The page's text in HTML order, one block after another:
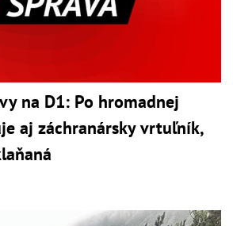
na D1: Po hromadnej
aj záchranársky vrtuľník,